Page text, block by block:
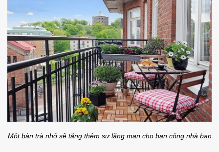
Một bàn trà nhỏ sẽ tăng thêm sự lãng mạn cho ban công nhà bạn